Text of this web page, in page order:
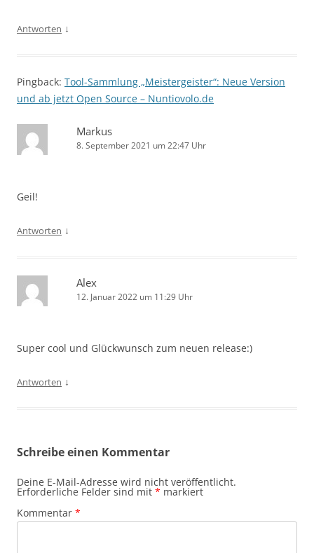
Antworten ↓
Pingback: Tool-Sammlung „Meistergeister“: Neue Version
und ab jetzt Open Source – Nuntiovolo.de
Markus
8. September 2021 um 22:47 Uhr
Geil!
Antworten ↓
Alex
12. Januar 2022 um 11:29 Uhr
Super cool und Glückwunsch zum neuen release:)
Antworten ↓
Schreibe einen Kommentar
Deine E-Mail-Adresse wird nicht veröffentlicht.
Erforderliche Felder sind mit * markiert
Kommentar *